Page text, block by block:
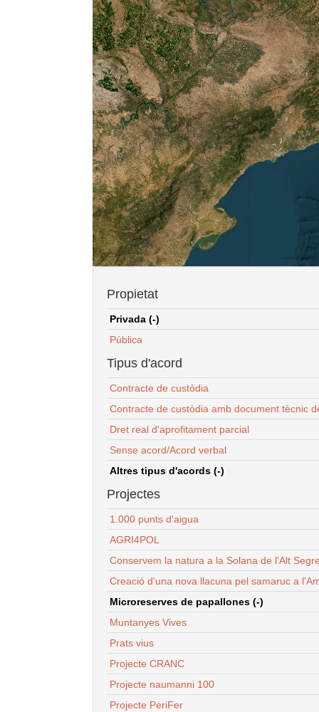
Propietat
Privada (-)
Pública
Tipus d'acord
Contracte de custòdia
Contracte de custòdia amb document tècnic
Dret real d'aprofitament parcial
Sense acord/Acord verbal
Altres tipus d'acords (-)
Projectes
1.000 punts d'aigua
AGRI4POL
Conservem la natura a la Solana de l'Alt
Creació d'una nova llacuna pel samaruc a
Microreserves de papallones (-)
Muntanyes Vives
Prats vius
Projecte CRANC
Projecte naumanni 100
Projecte PeriFer